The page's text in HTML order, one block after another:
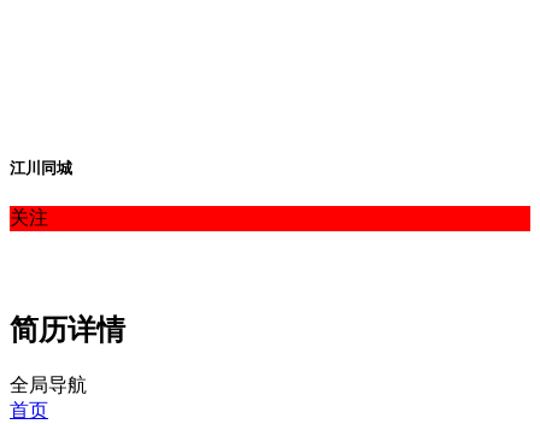
江川同城
关注
简历详情
全局导航
首页